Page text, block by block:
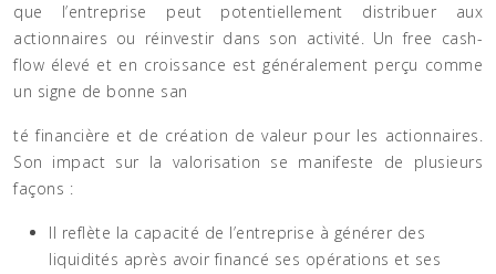
que l’entreprise peut potentiellement distribuer aux
actionnaires ou réinvestir dans son activité. Un free cash-
flow élevé et en croissance est généralement perçu comme
un signe de bonne san
té financière et de création de valeur pour les actionnaires.
Son impact sur la valorisation se manifeste de plusieurs
façons :
Il reflète la capacité de l’entreprise à générer des
liquidités après avoir financé ses opérations et ses